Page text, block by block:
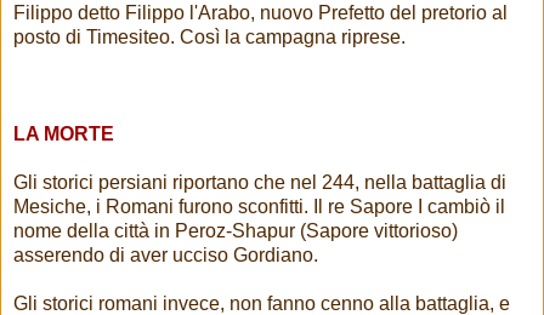
Filippo detto Filippo l'Arabo, nuovo Prefetto del pretorio al
posto di Timesiteo. Così la campagna riprese.
LA MORTE
Gli storici persiani riportano che nel 244, nella battaglia di
Mesiche, i Romani furono sconfitti. Il re Sapore I cambiò il
nome della città in Peroz-Shapur (Sapore vittorioso)
asserendo di aver ucciso Gordiano.
Gli storici romani invece, non fanno cenno alla battaglia, e